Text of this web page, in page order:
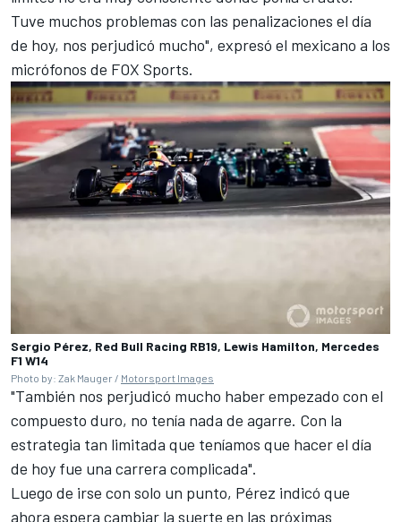
Tuve muchos problemas con las penalizaciones el día
de hoy, nos perjudicó mucho", expresó el mexicano a los
micrófonos de FOX Sports.
Sergio Pérez, Red Bull Racing RB19, Lewis Hamilton, Mercedes
F1 W14
Photo by: Zak Mauger / Motorsport Images
"También nos perjudicó mucho haber empezado con el
compuesto duro, no tenía nada de agarre. Con la
estrategia tan limitada que teníamos que hacer el día
de hoy fue una carrera complicada".
Luego de irse con solo un punto, Pérez indicó que
ahora espera cambiar la suerte en las próximas